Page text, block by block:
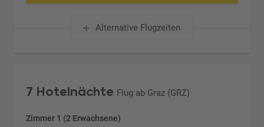
Alternative Flugzeiten
7 Hotelnächte Flug ab Graz (GRZ)
Zimmer 1 (2 Erwachsene)